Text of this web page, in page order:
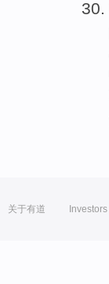
关于有道 Investors